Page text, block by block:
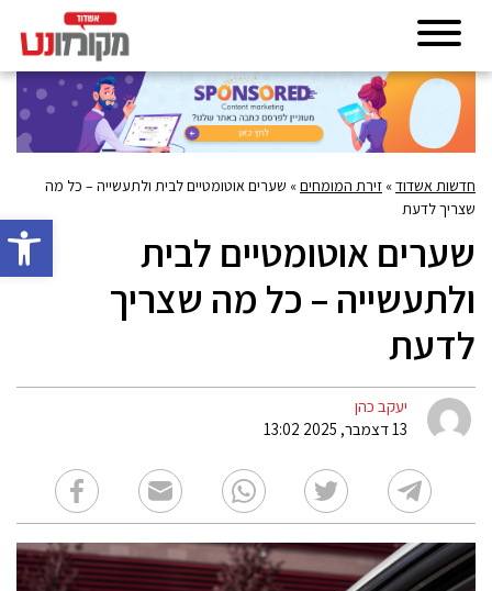
פתח
חדשות אשדוד» זירת המומחים» שערים אוטומטיים לבית ולתעשייה – כל מה
שצריך לדעת
שערים אוטומטיים לבית
ולתעשייה – כל מה שצריך
לדעת
יעקב כהן
13 דצמבר, 2025 13:02